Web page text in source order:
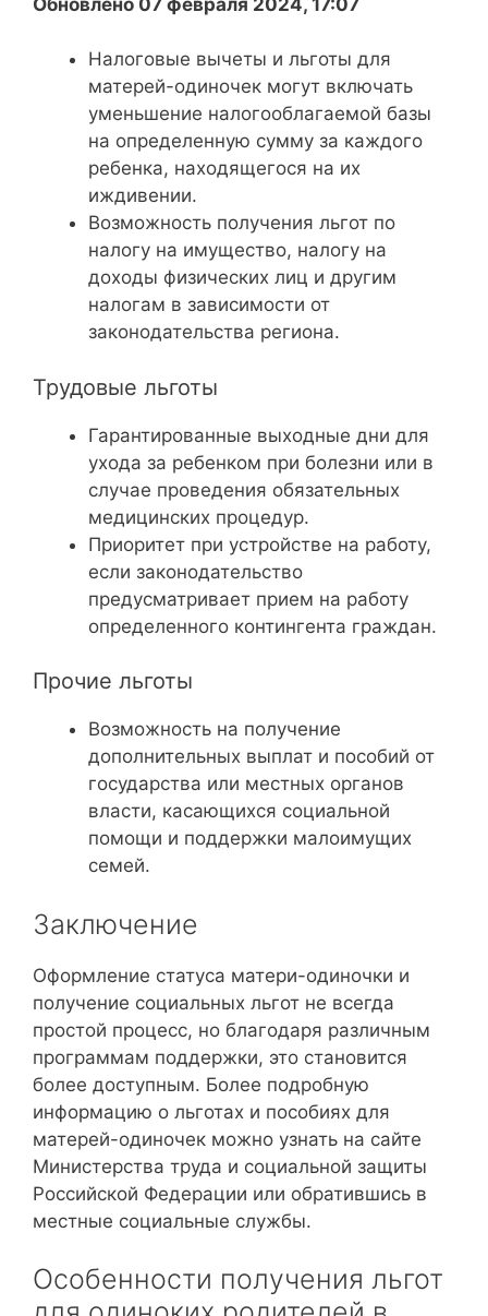
Налоговые вычеты и льготы для
матерей-одиночек могут включать
уменьшение налогооблагаемой базы
на определенную сумму за каждого
ребенка, находящегося на их
иждивении.
Возможность получения льгот по
налогу на имущество, налогу на
доходы физических лиц и другим
налогам в зависимости от
законодательства региона.
Трудовые льготы
Гарантированные выходные дни для
ухода за ребенком при болезни или в
случае проведения обязательных
медицинских процедур.
Приоритет при устройстве на работу,
если законодательство
предусматривает прием на работу
определенного контингента граждан.
Прочие льготы
Возможность на получение
дополнительных выплат и пособий от
государства или местных органов
власти, касающихся социальной
помощи и поддержки малоимущих
семей.
Заключение
Оформление статуса матери-одиночки и
получение социальных льгот не всегда
простой процесс, но благодаря различным
программам поддержки, это становится
более доступным. Более подробную
информацию о льготах и пособиях для
матерей-одиночек можно узнать на сайте
Министерства труда и социальной защиты
Российской Федерации или обратившись в
местные социальные службы.
Особенности получения льгот